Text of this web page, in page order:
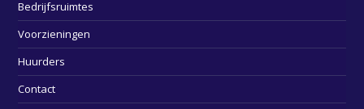
Bedrijfsruimtes
Voorzieningen
Huurders
Contact